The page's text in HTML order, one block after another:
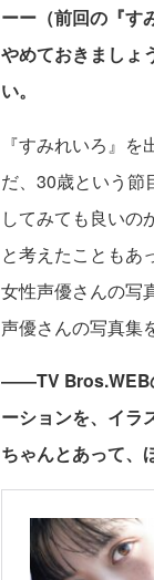
ーー（前回の『す
やめておきましょ
い。
『すみれいろ』
だ、30歳という節
してみても良いの
と考えたこともあ
女性声優さんの写
声優さんの写真集
――TV Bros.WEB
ーションを、イラ
ちゃんとあって、